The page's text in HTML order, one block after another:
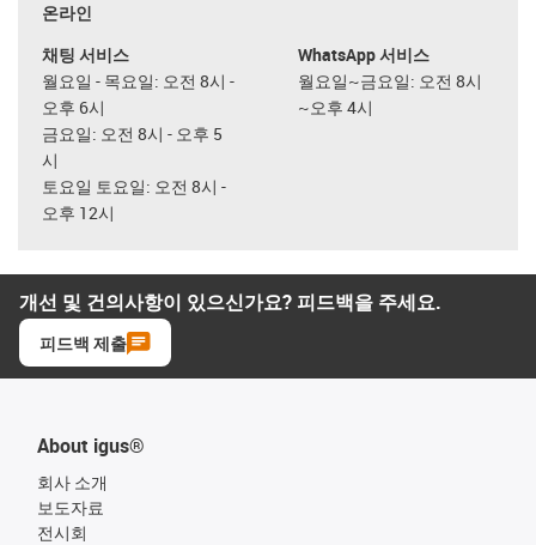
온라인
채팅 서비스
월요일 - 목요일: 오전 8시 -
오후 6시
금요일: 오전 8시 - 오후 5
시
토요일 토요일: 오전 8시 -
오후 12시
WhatsApp 서비스
월요일~금요일: 오전 8시
~오후 4시
개선 및 건의사항이 있으신가요? 피드백을 주세요.
피드백 제출
About igus®
회사 소개
보도자료
전시회